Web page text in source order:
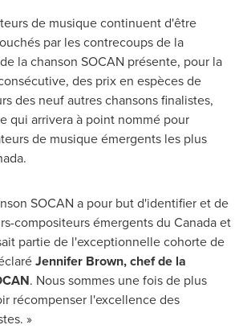
de musique continuent d'être
par les contrecoups de la
lachanson SOCAN présente, pour la
des prix en espèces de
des neuf autres chansons finalistes,
qui arrivera à point nommé pour
de musique émergents les plus
SOCAN a pour but d'identifier et de
compositeurs émergents du Canada et
partie de l'exceptionnelle cohorte de
Jennifer Brown, chef de la
. Nous sommes une fois de plus
récompenser l'excellence des
»